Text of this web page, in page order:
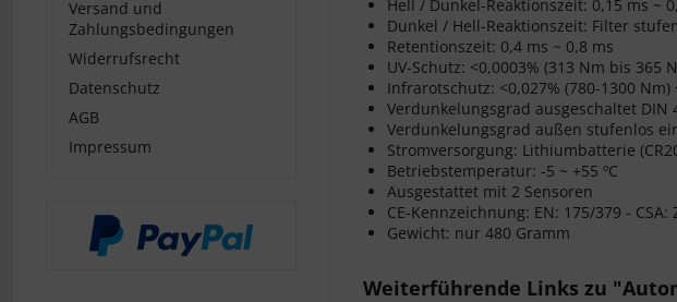
Versand und
Zahlungsbedingungen
Widerrufsrecht
Datenschutz
AGB
Impressum
Hell / Dunkel-Reaktionszeit: 0,15 ms ~
Dunkel / Hell-Reaktionszeit: Filter
Retentionszeit: 0,4 ms ~ 0,8 ms
UV-Schutz: <0,0003% (313 Nm bis 365
Infrarotschutz: <0,027% (780-1300
Verdunkelungsgrad ausgeschaltet DIN
Verdunkelungsgrad außen stufenlos
Stromversorgung: Lithiumbatterie
Betriebstemperatur: -5 ~ +55 ºC
Ausgestattet mit 2 Sensoren
CE-Kennzeichnung: EN: 175/379 - CSA:
Gewicht: nur 480 Gramm
Weiterführende Links zu